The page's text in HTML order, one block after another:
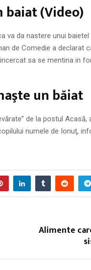
baiat (Video)
va da nastere unui baietel
de Comedie a declarat
sa se mentina in
un băiat
de la postul
numele de Ionuţ,
Alimente